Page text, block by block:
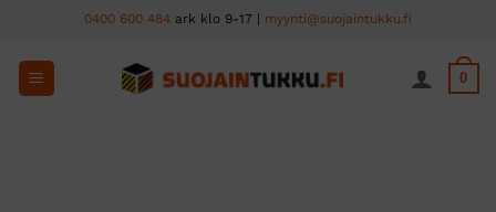
content
0400 600 484 ark klo 9-17 | myynti@suojaintukku.fi
0